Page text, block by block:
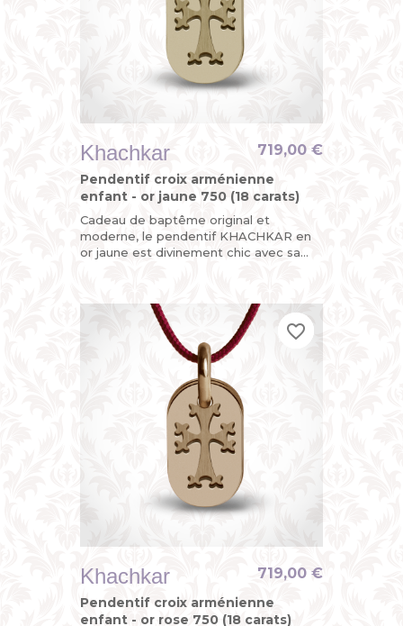
Khachkar
Pendentif croix arménienne
enfant - or jaune 750 (18 carats)
Cadeau de baptême original et
moderne, le pendentif KHACHKAR en
or jaune est divinement chic avec sa
719,00 €
Khachkar
Pendentif croix arménienne
enfant - or rose 750 (18 carats)
719,00 €
favorite_border
favorite_border
favorite_border